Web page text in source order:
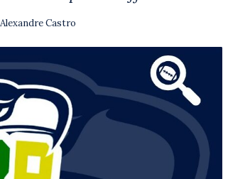
Alexandre Castro